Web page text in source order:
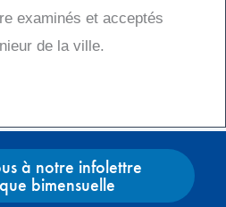
examinés et acceptés
de la ville.
à notre infolettre
bimensuelle